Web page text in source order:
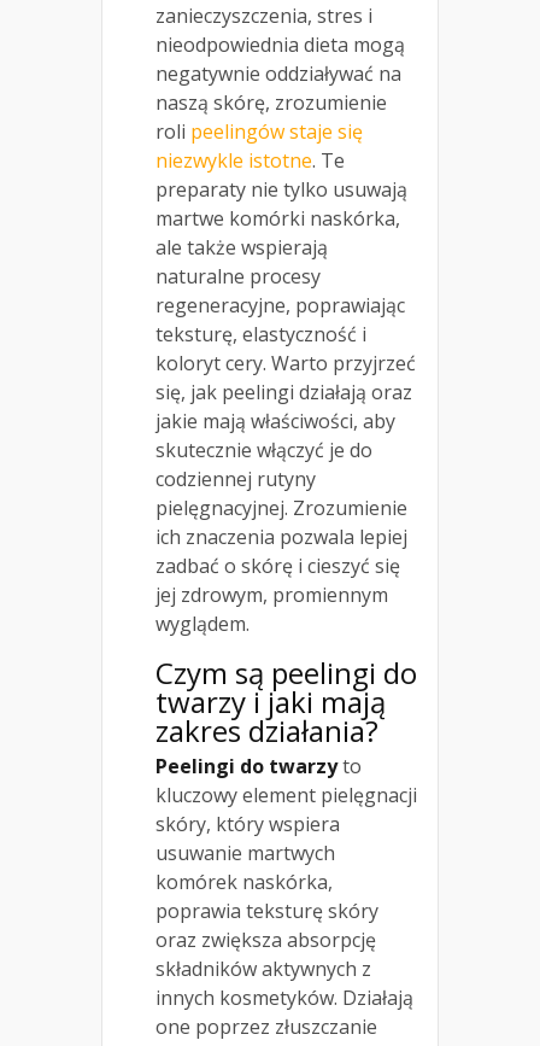
zanieczyszczenia, stres i
nieodpowiednia dieta mogą
negatywnie oddziaływać na
naszą skórę, zrozumienie
roli peelingów staje się
niezwykle istotne. Te
preparaty nie tylko usuwają
martwe komórki naskórka,
ale także wspierają
naturalne procesy
regeneracyjne, poprawiając
teksturę, elastyczność i
koloryt cery. Warto przyjrzeć
się, jak peelingi działają oraz
jakie mają właściwości, aby
skutecznie włączyć je do
codziennej rutyny
pielęgnacyjnej. Zrozumienie
ich znaczenia pozwala lepiej
zadbać o skórę i cieszyć się
jej zdrowym, promiennym
wyglądem.
Czym są peelingi do
twarzy i jaki mają
zakres działania?
Peelingi do twarzyto
kluczowy element pielęgnacji
skóry, który wspiera
usuwanie martwych
komórek naskórka,
poprawia teksturę skóry
oraz zwiększa absorpcję
składników aktywnych z
innych kosmetyków. Działają
one poprzez złuszczanie